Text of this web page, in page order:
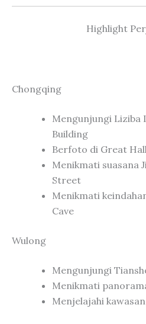
Highlight
Chongqing
Mengunjungi Liziba
Building
Berfoto di Great
Menikmati suasana
Street
Menikmati
Cave
Wulong
Mengunjungi
Menikmati
Menjelajahi